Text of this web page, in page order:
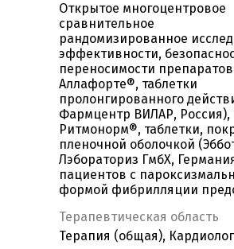
Открытое многоцентровое
сравнительное
рандомизированное
эффективности,
переносимости препаратов
Аллафорте®, таблетки
пролонгированного
Фармцентр ВИЛАР, Россия),
Ритмонорм®, таблетки,
пленочной оболочкой
Лэбораториз ГмбХ,
пациентов с
формой фибрилляции
Терапевтическая область
Терапия (общая),